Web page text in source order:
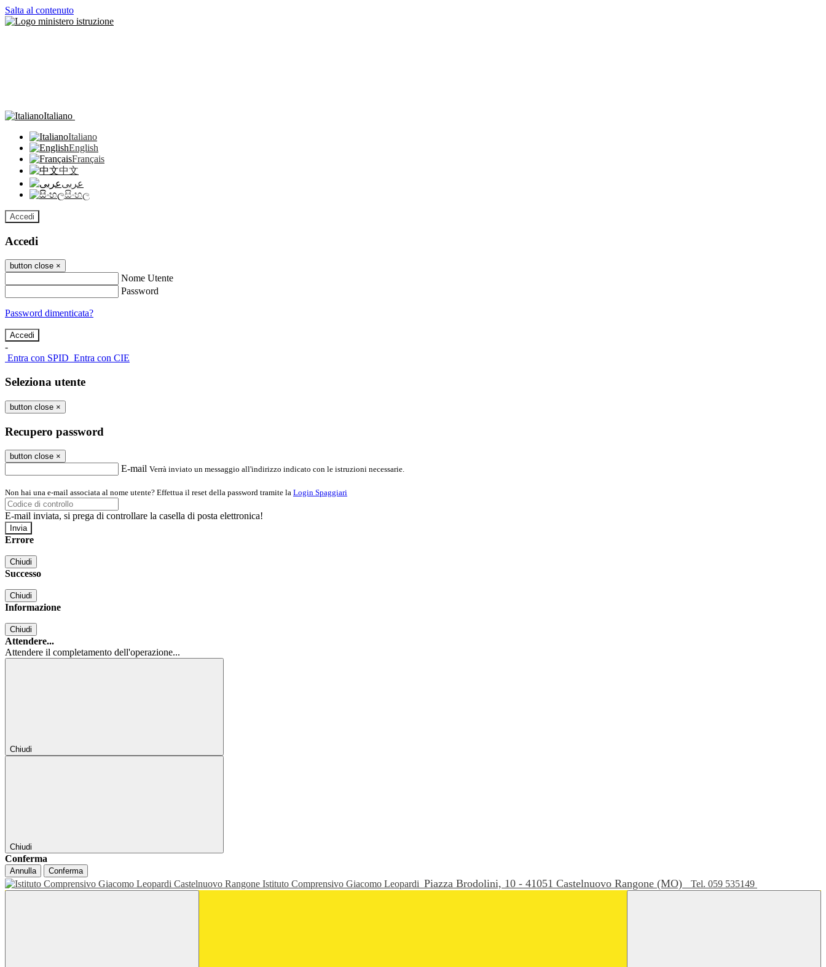
Salta al contenuto
Italiano
Italiano
English
Français
中文
عربى
සිංහල
Accedi
Accedi
button close ×
Nome Utente
Password
Password dimenticata?
-
Entra con SPID Entra con CIE
Seleziona utente
button close ×
Recupero password
button close ×
E-mail Verrà inviato un messaggio all'indirizzo indicato con le istruzioni necessarie.
Non hai una e-mail associata al nome utente? Effettua il reset della password tramite la Login Spaggiari
E-mail inviata, si prega di controllare la casella di posta elettronica!
Errore
Chiudi
Successo
Chiudi
Informazione
Chiudi
Attendere...
Attendere il completamento dell'operazione...
Chiudi
Chiudi
Conferma
Annulla Conferma
Istituto Comprensivo Giacomo Leopardi Piazza Brodolini, 10 - 41051 Castelnuovo Rangone (MO) Tel. 059 535149